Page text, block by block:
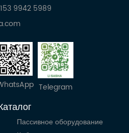
9942 5989
Telegram
Пассивное оборудование